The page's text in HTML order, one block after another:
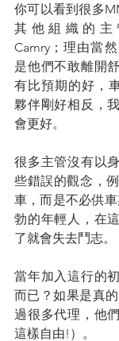
你可以看到很多
其他組織的主
Camry；理由當
是他們不敢離開
有比預期的好，
夥伴剛好相反，
會更好。
很多主管沒有以
些錯誤的觀念，
車，而是不必供
勃的年輕人，在
了就會失去鬥志。
當年加入這行的
而已？如果是真
過很多代理，他
這樣自由!）。